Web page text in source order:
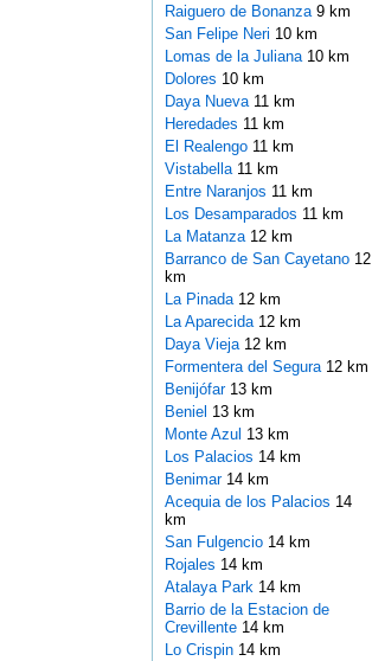
Raiguero de Bonanza 9 km
San Felipe Neri 10 km
Lomas de la Juliana 10 km
Dolores 10 km
Daya Nueva 11 km
Heredades 11 km
El Realengo 11 km
Vistabella 11 km
Entre Naranjos 11 km
Los Desamparados 11 km
La Matanza 12 km
Barranco de San Cayetano 12
km
La Pinada 12 km
La Aparecida 12 km
Daya Vieja 12 km
Formentera del Segura 12 km
Benijófar 13 km
Beniel 13 km
Monte Azul 13 km
Los Palacios 14 km
Benimar 14 km
Acequia de los Palacios 14
km
San Fulgencio 14 km
Rojales 14 km
Atalaya Park 14 km
Barrio de la Estacion de
Crevillente 14 km
Lo Crispin 14 km